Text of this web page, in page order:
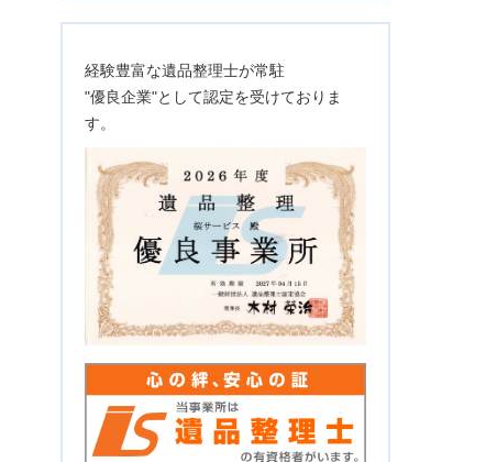
経験豊富な遺品整理士が常駐
"優良企業"として認定を受けておりま
す。